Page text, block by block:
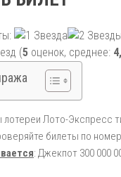
(5 оценок, среднее:
Лото-Экспресс
билеты по
: Джекпот 300 000